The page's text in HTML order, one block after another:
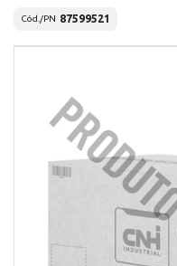
Cód./PN 87599521